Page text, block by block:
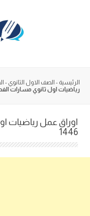
الرئيسية - الصف الاول الثانوي -
رياضيات اول ثانوي مسارات الفصل
اوراق عمل رياضيات
1446